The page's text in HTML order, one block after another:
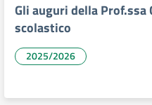
Gli auguri della
scolastico
2025/2026